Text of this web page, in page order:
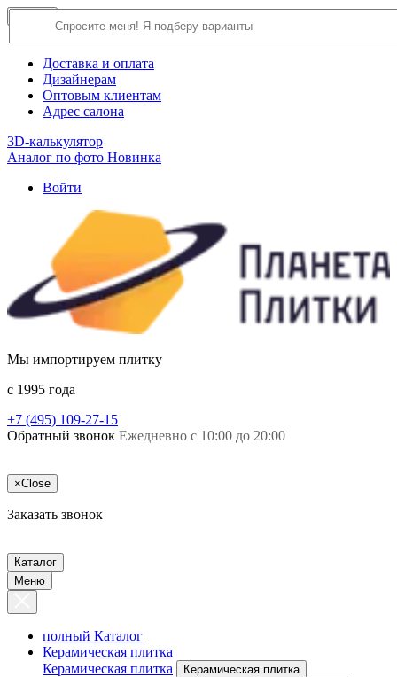
О компании
Доставка и оплата
Дизайнерам
Оптовым клиентам
Адрес салона
3D-калькулятор
Аналог по фото Новинка
Войти
Мы импортируем плитку
c 1995 года
+7 (495) 109-27-15
Обратный звонок Ежедневно с 10:00 до 20:00
×Close
Заказать звонок
Каталог
Меню
полный Каталог
Керамическая плитка
Керамическая плитка
Керамическая плитка